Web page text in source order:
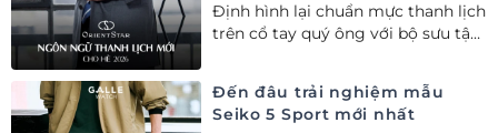
Định hình lại chuẩn mực thanh lịch
trên cổ tay quý ông với bộ sưu tập
Đến đâu trải nghiệm mẫu
Seiko 5 Sport mới nhất